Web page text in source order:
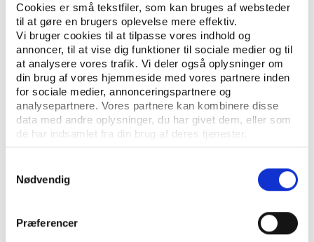
Cookies er små tekstfiler, som kan bruges af websteder
til at gøre en brugers oplevelse mere effektiv.
Vi bruger cookies til at tilpasse vores indhold og
annoncer, til at vise dig funktioner til sociale medier og til
at analysere vores trafik. Vi deler også oplysninger om
din brug af vores hjemmeside med vores partnere inden
for sociale medier, annonceringspartnere og
analysepartnere. Vores partnere kan kombinere disse
data med andre oplysninger, du har givet dem, eller som
de har indsamlet fra din brug af deres tjenester.
Nødvendig
Præferencer
Bjerrum
Artikler
Idan KOMMENTAR
Maja Pilgaard, Cecilie Rohde Andersen, Anton Hvidberg
Idan ARTIKEL